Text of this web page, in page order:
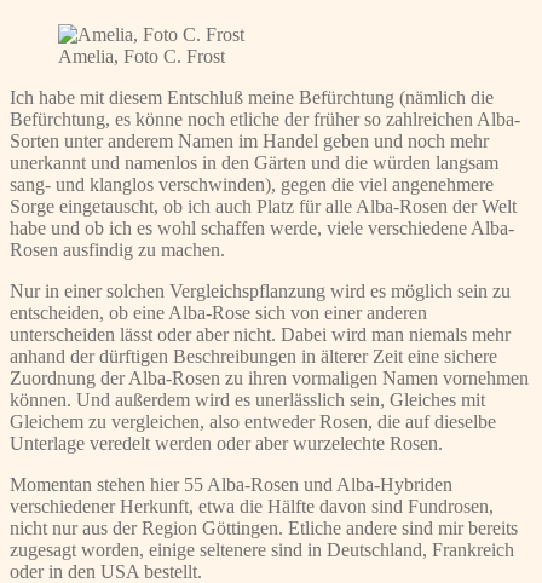
Amelia, Foto C. Frost
Ich habe mit diesem Entschluß meine Befürchtung (nämlich die
Befürchtung, es könne noch etliche der früher so zahlreichen Alba-
Sorten unter anderem Namen im Handel geben und noch mehr
unerkannt und namenlos in den Gärten und die würden langsam
sang- und klanglos verschwinden), gegen die viel angenehmere
Sorge eingetauscht, ob ich auch Platz für alle Alba-Rosen der Welt
habe und ob ich es wohl schaffen werde, viele verschiedene Alba-
Rosen ausfindig zu machen.
Nur in einer solchen Vergleichspflanzung wird es möglich sein zu
entscheiden, ob eine Alba-Rose sich von einer anderen
unterscheiden lässt oder aber nicht. Dabei wird man niemals mehr
anhand der dürftigen Beschreibungen in älterer Zeit eine sichere
Zuordnung der Alba-Rosen zu ihren vormaligen Namen vornehmen
können. Und außerdem wird es unerlässlich sein, Gleiches mit
Gleichem zu vergleichen, also entweder Rosen, die auf dieselbe
Unterlage veredelt werden oder aber wurzelechte Rosen.
Momentan stehen hier 55 Alba-Rosen und Alba-Hybriden
verschiedener Herkunft, etwa die Hälfte davon sind Fundrosen,
nicht nur aus der Region Göttingen. Etliche andere sind mir bereits
zugesagt worden, einige seltenere sind in Deutschland, Frankreich
oder in den USA bestellt.